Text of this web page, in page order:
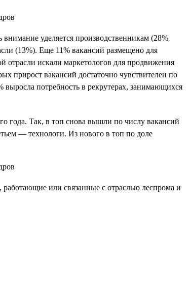
уделяется производственникам (28%
(13%). Еще 11% вакансий размещено для
отрасли искали маркетологов для продвижения
прирост вакансий достаточно чувствителен по
потребность в рекрутерах, занимающихся
года. Так, в топ снова вышли по числу вакансий
— технологи. Из нового в топ по доле
или связанные с отраслью леспрома и